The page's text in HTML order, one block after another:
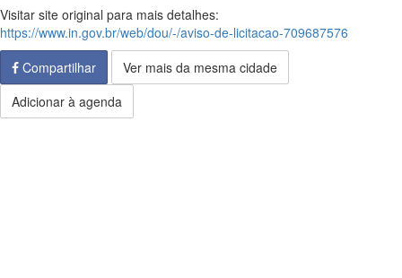
Visitar site original para mais detalhes:
https://www.in.gov.br/web/dou/-/aviso-de-licitacao-709687576
Compartilhar
Ver mais da mesma cidade
Adicionar à agenda